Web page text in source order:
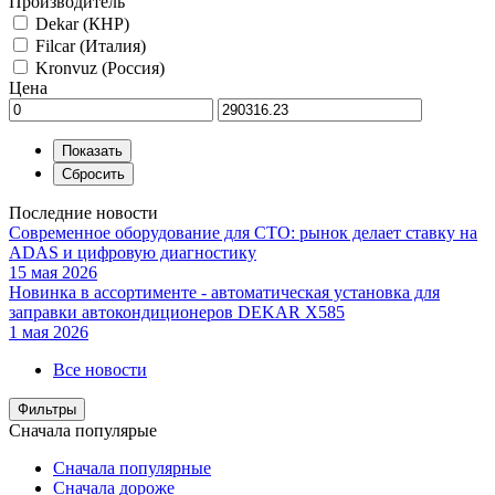
Dekar (КНР)
Filcar (Италия)
Kronvuz (Россия)
Цена
Последние новости
Современное оборудование для СТО: рынок делает ставку на
ADAS и цифровую диагностику
15 мая 2026
Новинка в ассортименте - автоматическая установка для
заправки автокондиционеров DEKAR X585
1 мая 2026
Все новости
Фильтры
Сначала популярые
Сначала популярные
Сначала дороже